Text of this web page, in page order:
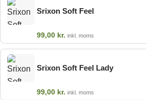
Srixon Soft Feel
99,00 kr. inkl. moms
Srixon Soft Feel Lady
99,00 kr. inkl. moms